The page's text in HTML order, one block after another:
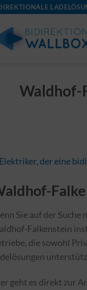
Waldhof-
Sie auf der Suche
Falkenstein
die sowohl
geht es direkt zur